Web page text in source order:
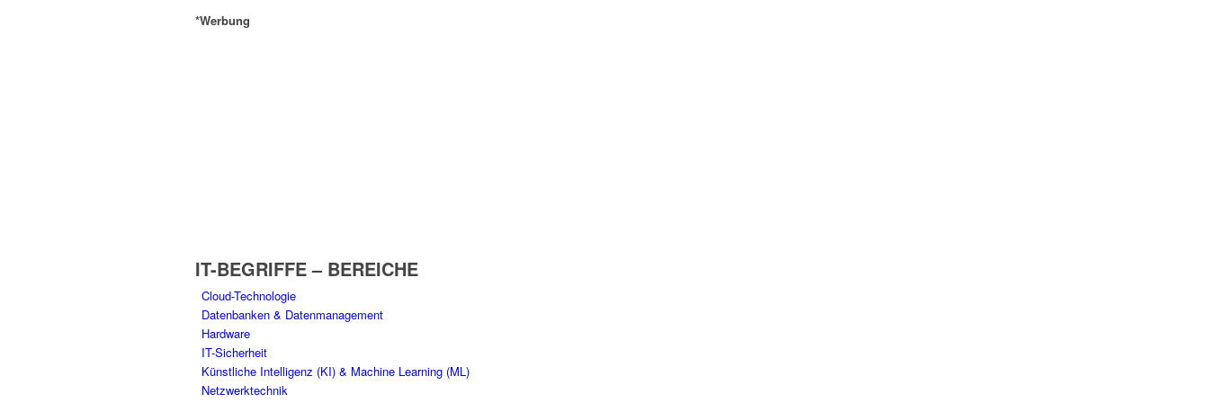
*Werbung
IT-BEGRIFFE – BEREICHE
Cloud-Technologie
Datenbanken & Datenmanagement
Hardware
IT-Sicherheit
Künstliche Intelligenz (KI) & Machine Learning (ML)
Netzwerktechnik